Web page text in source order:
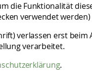
die Funktionalität
verwendet
verlassen erst
verarbeitet.
.